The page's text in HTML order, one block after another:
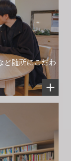
ど随所にこだわ